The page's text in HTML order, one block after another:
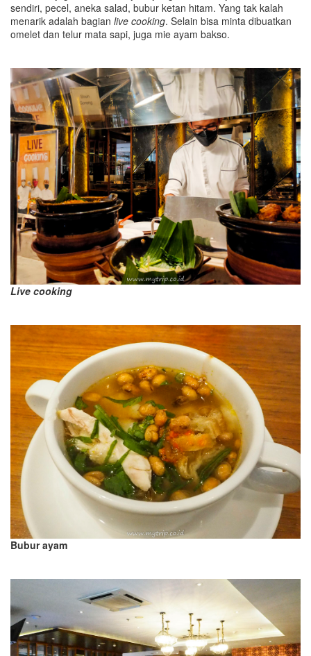
sendiri, pecel, aneka salad, bubur ketan hitam. Yang tak kalah
menarik adalah bagian live cooking. Selain bisa minta dibuatkan
omelet dan telur mata sapi, juga mie ayam bakso.
Live cooking
Bubur ayam